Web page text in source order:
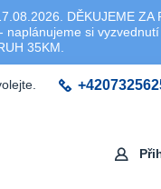
DĚKUJEME
si
35KM.